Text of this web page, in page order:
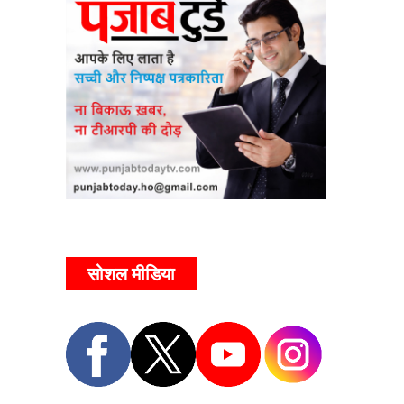
सोशल मीडिया